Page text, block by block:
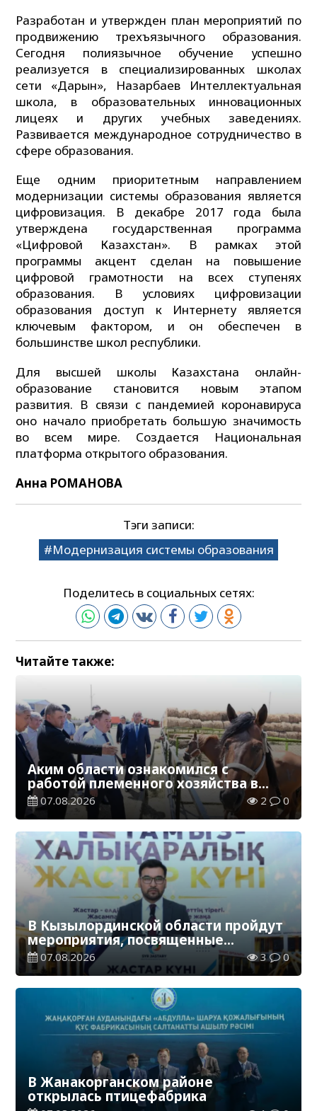
Разработан и утвержден план мероприятий по
продвижению трехъязычного образования.
Сегодня полиязычное обучение успешно
реализуется в специализированных школах
сети «Дарын», Назарбаев Интеллектуальная
школа, в образовательных инновационных
лицеях и других учебных заведениях.
Развивается международное сотрудничество в
сфере образования.
Еще одним приоритетным направлением
модернизации системы образования является
цифровизация. В декабре 2017 года была
утверждена государственная программа
«Цифровой Казахстан». В рамках этой
программы акцент сделан на повышение
цифровой грамотности на всех ступенях
образования. В условиях цифровизации
образования доступ к Интернету является
ключевым фактором, и он обеспечен в
большинстве школ республики.
Для высшей школы Казахстана онлайн-
образование становится новым этапом
развития. В связи с пандемией коронавируса
оно начало приобретать большую значимость
во всем мире. Создается Национальная
платформа открытого образования.
Анна РОМАНОВА
Тэги записи:
Модернизация системы образования
Поделитесь в социальных сетях:
Читайте также:
Аким области ознакомился с
работой племенного хозяйства в
Жанакорганском районе
07.08.2026 2 0
В Кызылординской области пройдут
мероприятия, посвященные
Международному дню молодежи
07.08.2026 3 0
В Жанакорганском районе
открылась птицефабрика